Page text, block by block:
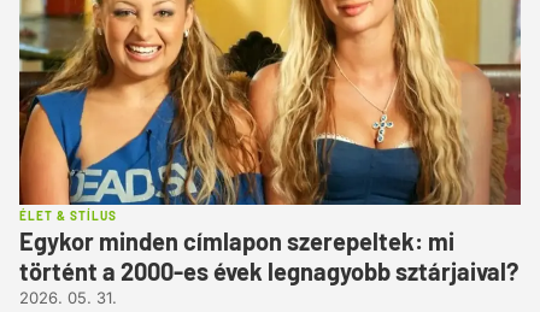
ÉLET & STÍLUS
Egykor minden címlapon szerepeltek: mi
történt a 2000-es évek legnagyobb sztárjaival?
2026. 05. 31.